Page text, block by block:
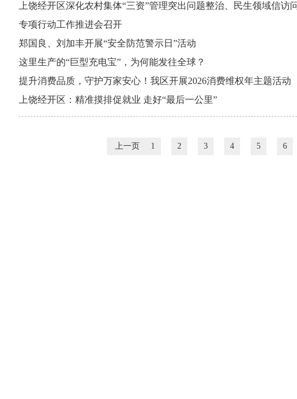
上饶经开区深化农村集体“三资”管理突出问题整治、民生领域信访
专项行动工作推进会召开
郑国良、刘加丰开展“安全防范警示日”活动
这里生产的“巨型充电宝”，为何能发往全球？
提升消费品质，守护万家安心！我区开展2026消费维权年主题活动
上饶经开区：精准摸排促就业 走好“最后一公里”
上一页 1 2 3 4 5 6